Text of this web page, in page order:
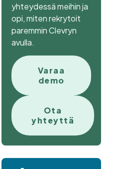
yhteydessä meihin ja
opi, miten rekrytoit
paremmin Clevryn
avulla.
Varaa
demo
Ota
yhteyttä